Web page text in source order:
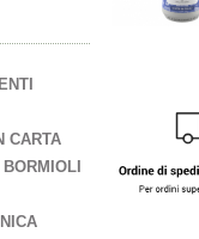
CARTA